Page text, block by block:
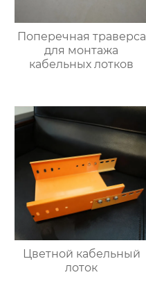
Поперечная траверса
для монтажа
кабельных лотков
Цветной кабельный
лоток